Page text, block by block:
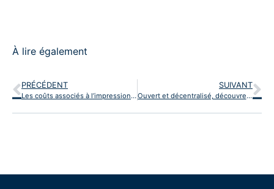
À lire également
PRÉCÉDENT
Les coûts associés à l’impression sur mug
SUIVANT
Ouvert et décentralisé, découvrez ce nouveau réseau social qui change la donne